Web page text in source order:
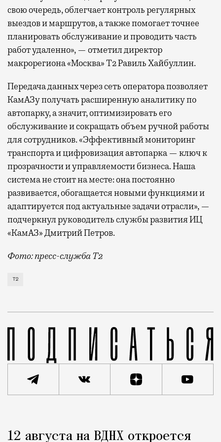
свою очередь, облегчает контроль регулярных
выездов и маршрутов, а также помогает точнее
планировать обслуживание и проводить часть
работ удаленно», — отметил директор
макрорегиона «Москва» Т2 Равиль Хайбуллин.
Передача данных через сеть оператора позволяет
КамАЗу получать расширенную аналитику по
автопарку, а значит, оптимизировать его
обслуживание и сокращать объем ручной работы
для сотрудников. «Эффективный мониторинг
транспорта и цифровизация автопарка — ключ к
прозрачности и управляемости бизнеса. Наша
система не стоит на месте: она постоянно
развивается, обогащается новыми функциями и
адаптируется под актуальные задачи отрасли», —
подчеркнул руководитель службы развития ИЦ
«КамАЗ» Дмитрий Петров.
Фото: пресс-служба Т2
Т2 развивает решения для автомобильной
Т2
Город
12 августа на ВДНХ откроется